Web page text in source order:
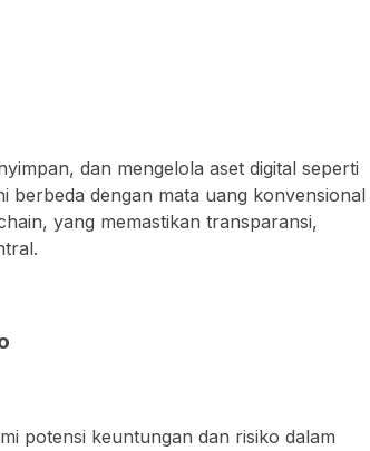
dan mengelola aset digital seperti
berbeda dengan mata uang konvensional
yang memastikan transparansi,
potensi keuntungan dan risiko dalam